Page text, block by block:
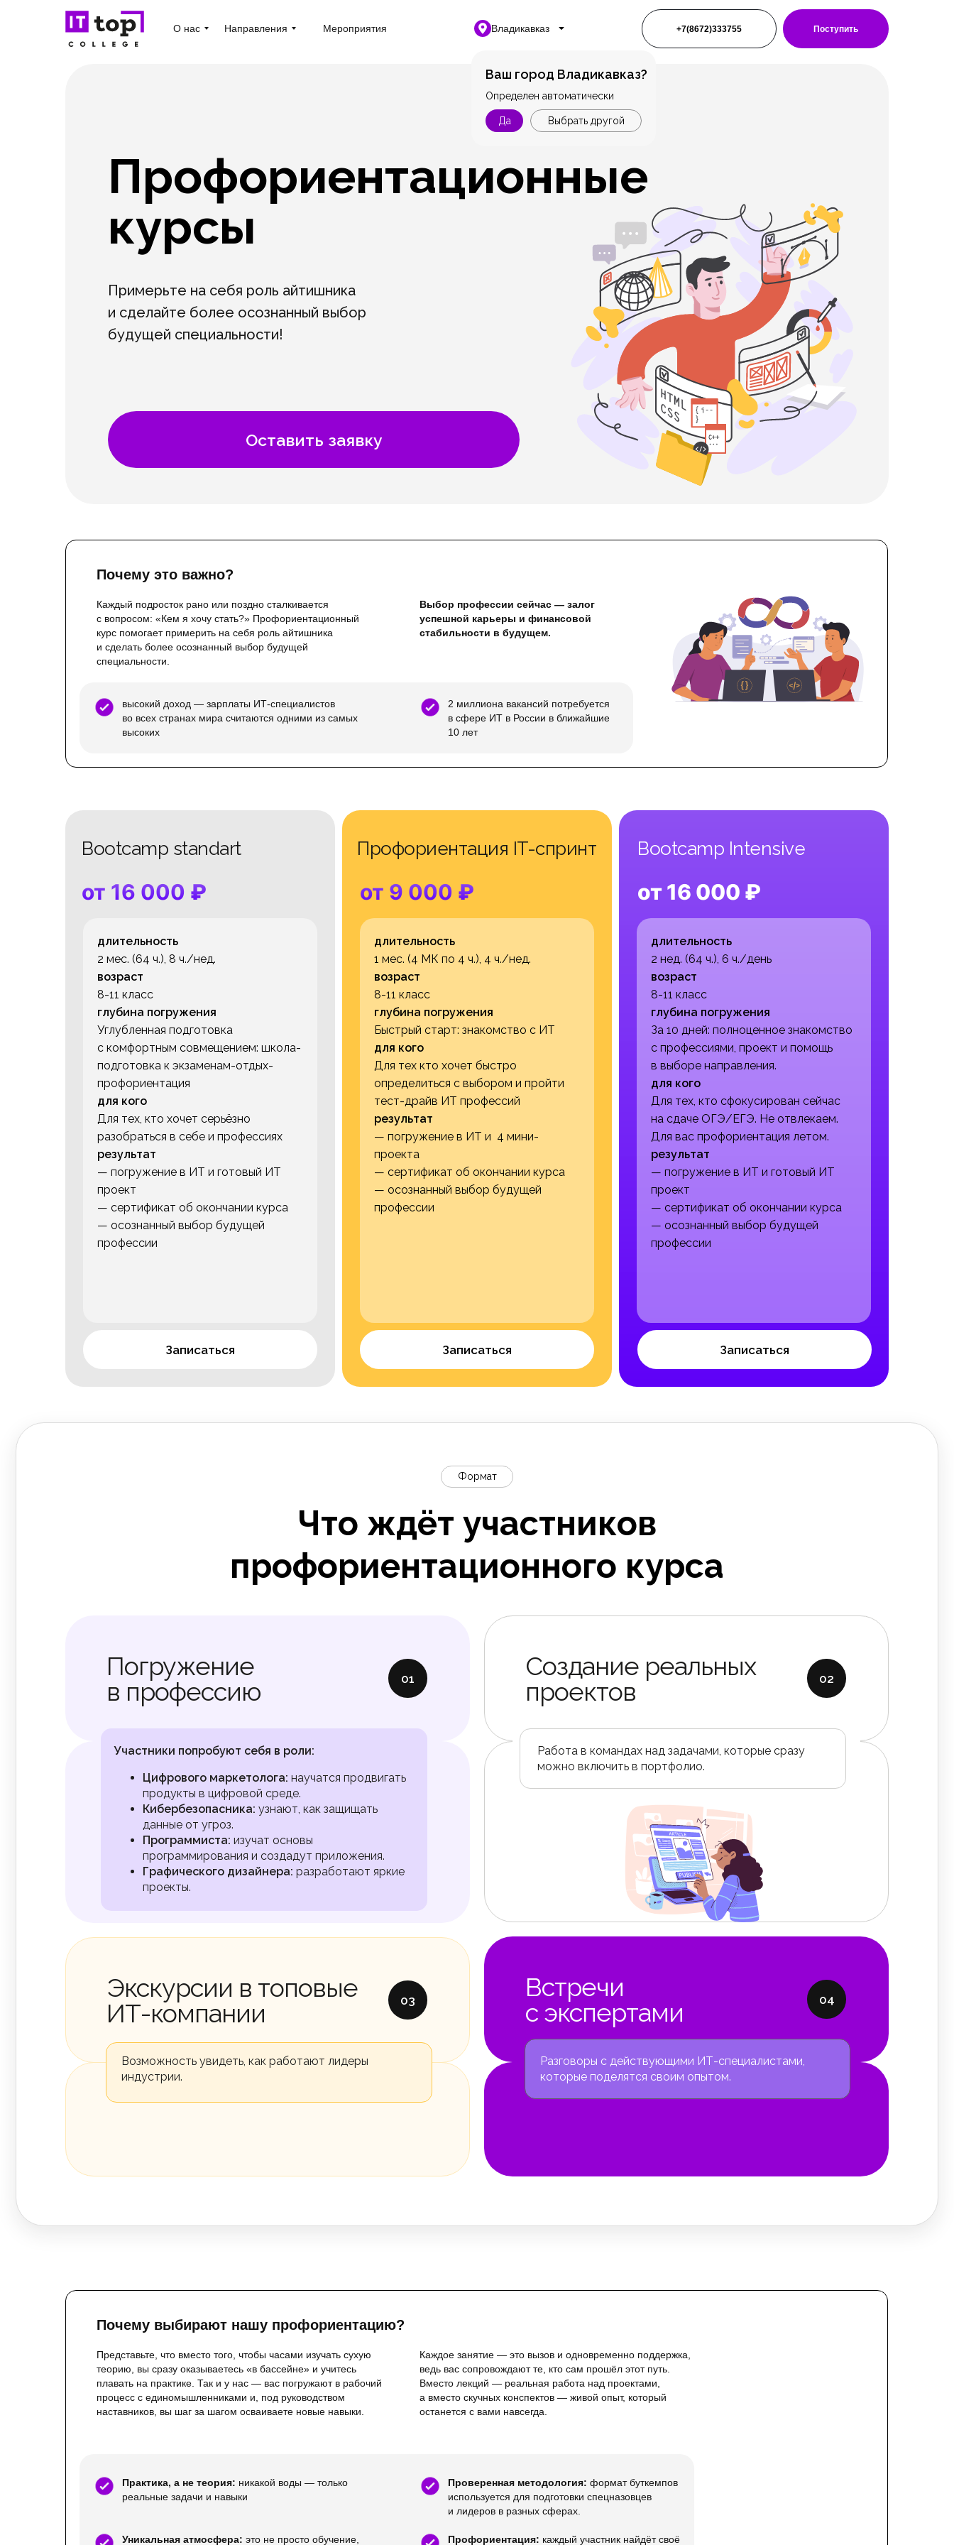
О нас Направления Мероприятия Владикавказ +7(8672)333755 Поступить
Ваш город Владикавказ?
Да Выбрать другой
Определен автоматически
Примерьте на себя роль айтишника
и сделайте более осознанный выбор
будущей специальности!
Профориентационные
курсы
Оставить заявку
Почему это важно?
Каждый подросток рано или поздно сталкивается
с вопросом: «Кем я хочу стать?» Профориентационный
курс помогает примерить на себя роль айтишника
и сделать более осознанный выбор будущей
специальности.
высокий доход — зарплаты ИТ-специалистов
во всех странах мира считаются одними из самых
высоких
2 миллиона вакансий потребуется
в сфере ИТ в России в ближайшие
10 лет
Выбор профессии сейчас — залог
успешной карьеры и финансовой
стабильности в будущем.
Bootcamp standart Профориентация IT-спринт Bootcamp Intensive
от 16 000 ₽ от 9 000 ₽ от 16 000 ₽
Записаться Записаться Записаться
длительность
2 мес. (64 ч.), 8 ч./нед.
возраст
8-11 класс
глубина погружения
Углубленная подготовка
с комфортным совмещением: школа-
подготовка к экзаменам-отдых-
профориентация
для кого
Для тех, кто хочет серьёзно
разобраться в себе и профессиях
результат
— погружение в ИТ и готовый ИТ
проект
— сертификат об окончании курса
— осознанный выбор будущей
профессии
длительность
2 нед. (64 ч.), 6 ч./день
возраст
8-11 класс
глубина погружения
За 10 дней: полноценное знакомство
с профессиями, проект и помощь
в выборе направления.
для кого
Для тех, кто сфокусирован сейчас
на сдаче ОГЭ/ЕГЭ. Не отвлекаем.
Для вас профориентация летом.
результат
— погружение в ИТ и готовый ИТ
проект
— сертификат об окончании курса
— осознанный выбор будущей
профессии
длительность
1 мес. (4 МК по 4 ч.), 4 ч./нед.
возраст
8-11 класс
глубина погружения
Быстрый старт: знакомство с ИТ
для кого
Для тех кто хочет быстро
определиться с выбором и пройти
тест-драйв ИТ профессий
результат
— погружение в ИТ и 4 мини-
проекта
— сертификат об окончании курса
— осознанный выбор будущей
профессии
Работа в командах над задачами, которые сразу
можно включить в портфолио.
Участники попробуют себя в роли:
Цифрового маркетолога: научатся продвигать
продукты в цифровой среде.
Кибербезопасника: узнают, как защищать
данные от угроз.
Программиста: изучат основы
программирования и создадут приложения.
Графического дизайнера: разработают яркие
проекты.
Что ждёт участников
профориентационного курса
Формат
Разговоры с действующими ИТ-специалистами,
которые поделятся своим опытом.
Возможность увидеть, как работают лидеры
индустрии.
Погружение
в профессию
01
Создание реальных
проектов
02
Экскурсии в топовые
ИТ-компании
03
Встречи
с экспертами
04
Почему выбирают нашу профориентацию?
Представьте, что вместо того, чтобы часами изучать сухую
теорию, вы сразу оказываетесь «в бассейне» и учитесь
плавать на практике. Так и у нас — вас погружают в рабочий
процесс с единомышленниками и, под руководством
наставников, вы шаг за шагом осваиваете новые навыки.
Практика, а не теория: никакой воды — только
реальные задачи и навыки
Проверенная методология: формат буткемпов
используется для подготовки спецназовцев
и лидеров в разных сферах.
Каждое занятие — это вызов и одновременно поддержка,
ведь вас сопровождают те, кто сам прошёл этот путь.
Вместо лекций — реальная работа над проектами,
а вместо скучных конспектов — живой опыт, который
останется с вами навсегда.
Профориентация: каждый участник найдёт своё
Уникальная атмосфера: это не просто обучение,